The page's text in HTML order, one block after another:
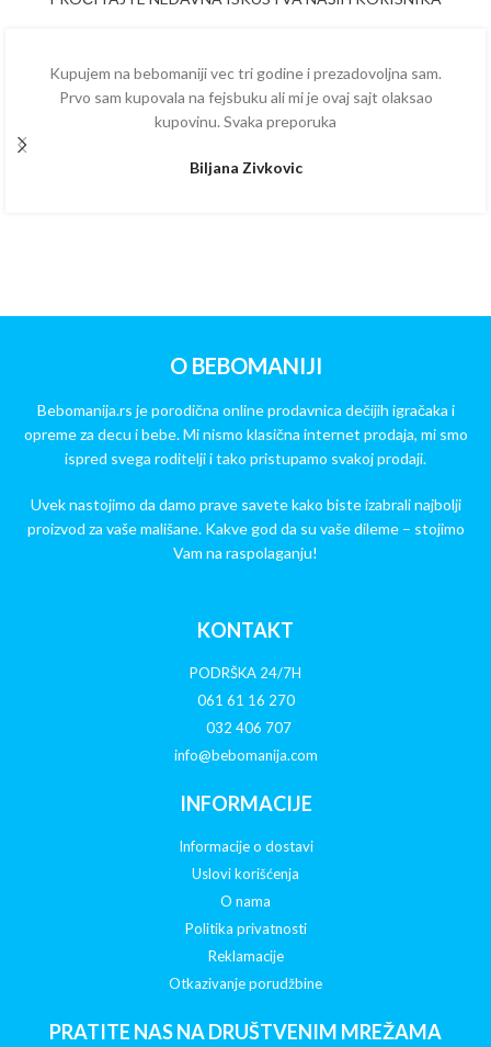
Kupujem na bebomaniji vec tri godine i prezadovoljna sam.
Prvo sam kupovala na fejsbuku ali mi je ovaj sajt olaksao
kupovinu. Svaka preporuka
Biljana Zivkovic
O BEBOMANIJI
Bebomanija.rs je porodična online prodavnica dečijih igračaka i
opreme za decu i bebe. Mi nismo klasična internet prodaja, mi smo
ispred svega roditelji i tako pristupamo svakoj prodaji.
Uvek nastojimo da damo prave savete kako biste izabrali najbolji
proizvod za vaše mališane. Kakve god da su vaše dileme – stojimo
Vam na raspolaganju!
KONTAKT
PODRŠKA 24/7H
061 61 16 270
032 406 707
info@bebomanija.com
INFORMACIJE
Informacije o dostavi
Uslovi korišćenja
O nama
Politika privatnosti
Reklamacije
Otkazivanje porudžbine
PRATITE NAS NA DRUŠTVENIM MREŽAMA